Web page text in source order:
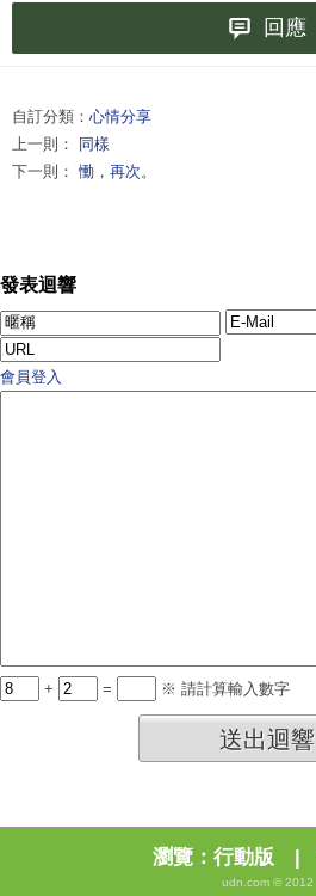
回應
自訂分類： 心情分享
上一則：
同樣
下一則：慟，再次。
發表迴響
會員登入
+ = ※ 請計算輸入數字
送出迴響
瀏覽： 行動版 |
udn.com © 2012